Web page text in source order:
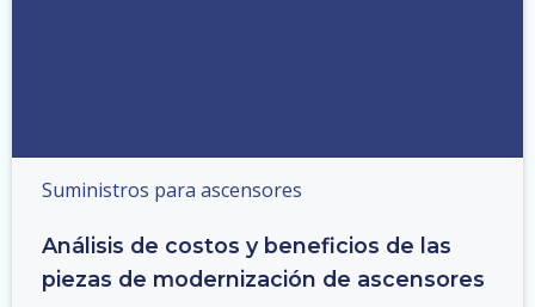
Suministros para ascensores
Análisis de costos y beneficios de las
piezas de modernización de ascensores